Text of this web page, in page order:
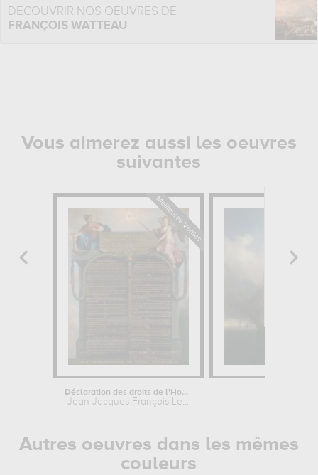
DÉCOUVRIR NOS OEUVRES DE
FRANÇOIS WATTEAU
Vous aimerez aussi les oeuvres
suivantes
Déclaration des droits de l'Homme et...
Jean-Jacques François Le...
Autres oeuvres dans les mêmes
couleurs